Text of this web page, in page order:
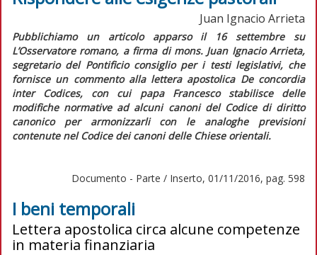
Juan Ignacio Arrieta
Pubblichiamo un articolo apparso il 16 settembre su
L’Osservatore romano, a firma di mons. Juan Ignacio Arrieta,
segretario del Pontificio consiglio per i testi legislativi, che
fornisce un commento alla lettera apostolica De concordia
inter Codices, con cui papa Francesco stabilisce delle
modifiche normative ad alcuni canoni del Codice di diritto
canonicoper armonizzarli con le analoghe previsioni
contenute nel Codice dei canoni delle Chiese orientali.
Documento - Parte / Inserto, 01/11/2016, pag. 598
I beni temporali
Lettera apostolica circa alcune competenze
in materia finanziaria